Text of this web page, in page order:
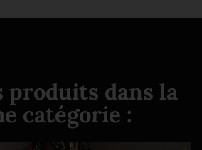
produits dans la
catégorie :